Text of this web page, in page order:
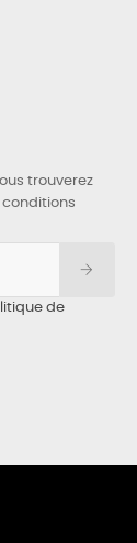
trouverez
de